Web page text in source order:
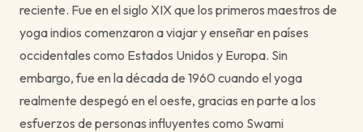
reciente. Fue en el siglo XIX que los primeros maestros de
yoga indios comenzaron a viajar y enseñar en países
occidentales como Estados Unidos y Europa. Sin
embargo, fue en la década de 1960 cuando el yoga
realmente despegó en el oeste, gracias en parte a los
esfuerzos de personas influyentes como Swami